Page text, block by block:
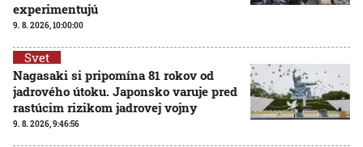
experimentujú
9. 8. 2026, 10:00:00
Svet
Nagasaki si pripomína 81 rokov od
jadrového útoku. Japonsko varuje pred
rastúcim rizikom jadrovej vojny
9. 8. 2026, 9:46:56